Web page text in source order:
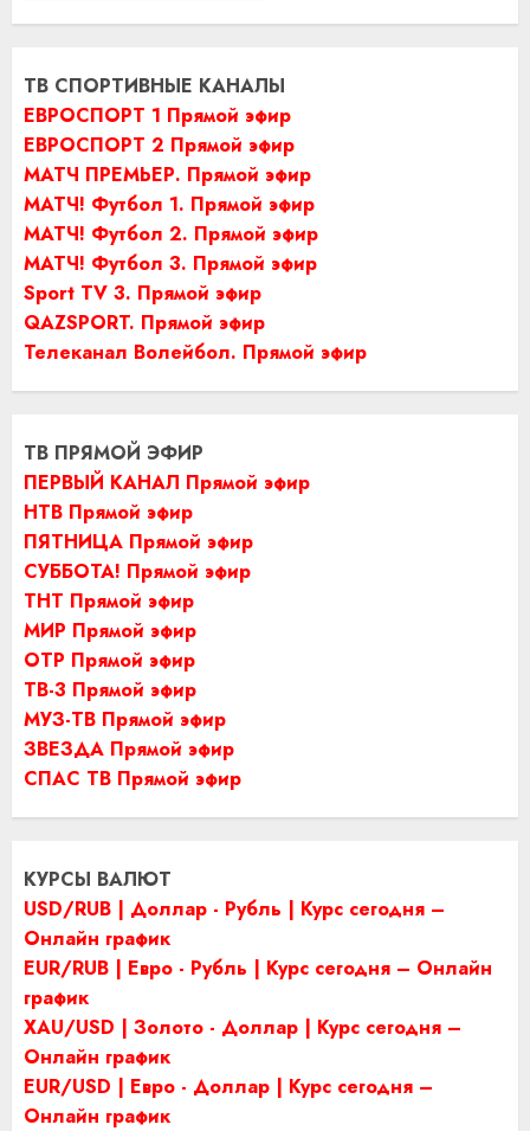
ТВ СПОРТИВНЫЕ КАНАЛЫ
ЕВРОСПОРТ 1 Прямой эфир
ЕВРОСПОРТ 2 Прямой эфир
МАТЧ ПРЕМЬЕР. Прямой эфир
МАТЧ! Футбол 1. Прямой эфир
МАТЧ! Футбол 2. Прямой эфир
МАТЧ! Футбол 3. Прямой эфир
Sport TV 3. Прямой эфир
QAZSPORT. Прямой эфир
Телеканал Волейбол. Прямой эфир
ТВ ПРЯМОЙ ЭФИР
ПЕРВЫЙ КАНАЛ Прямой эфир
НТВ Прямой эфир
ПЯТНИЦА Прямой эфир
СУББОТА! Прямой эфир
ТНТ Прямой эфир
МИР Прямой эфир
ОТР Прямой эфир
ТВ-3 Прямой эфир
МУЗ-ТВ Прямой эфир
ЗВЕЗДА Прямой эфир
СПАС ТВ Прямой эфир
КУРСЫ ВАЛЮТ
USD/RUB | Доллар - Рубль | Курс сегодня –
Онлайн график
EUR/RUB | Евро - Рубль | Курс сегодня – Онлайн
график
XAU/USD | Золото - Доллар | Курс сегодня –
Онлайн график
EUR/USD | Евро - Доллар | Курс сегодня –
Онлайн график